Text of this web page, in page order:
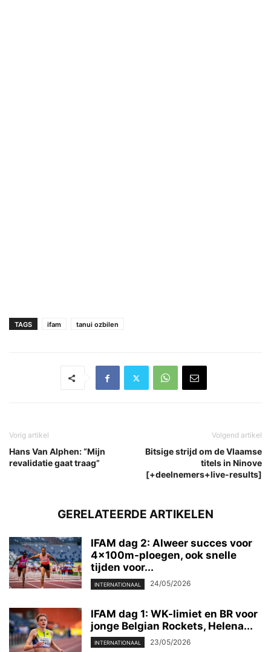
TAGS ifam tanui ozbilen
Vorig artikel
Hans Van Alphen: “Mijn
revalidatie gaat traag”
Volgend artikel
Bitsige strijd om de Vlaamse
titels in Ninove
[+deelnemers+live-results]
GERELATEERDE ARTIKELEN
IFAM dag 2: Alweer succes voor
4x100m-ploegen, ook snelle
tijden voor...
INTERNATIONAAL 24/05/2026
IFAM dag 1: WK-limiet en BR voor
jonge Belgian Rockets, Helena...
INTERNATIONAAL 23/05/2026